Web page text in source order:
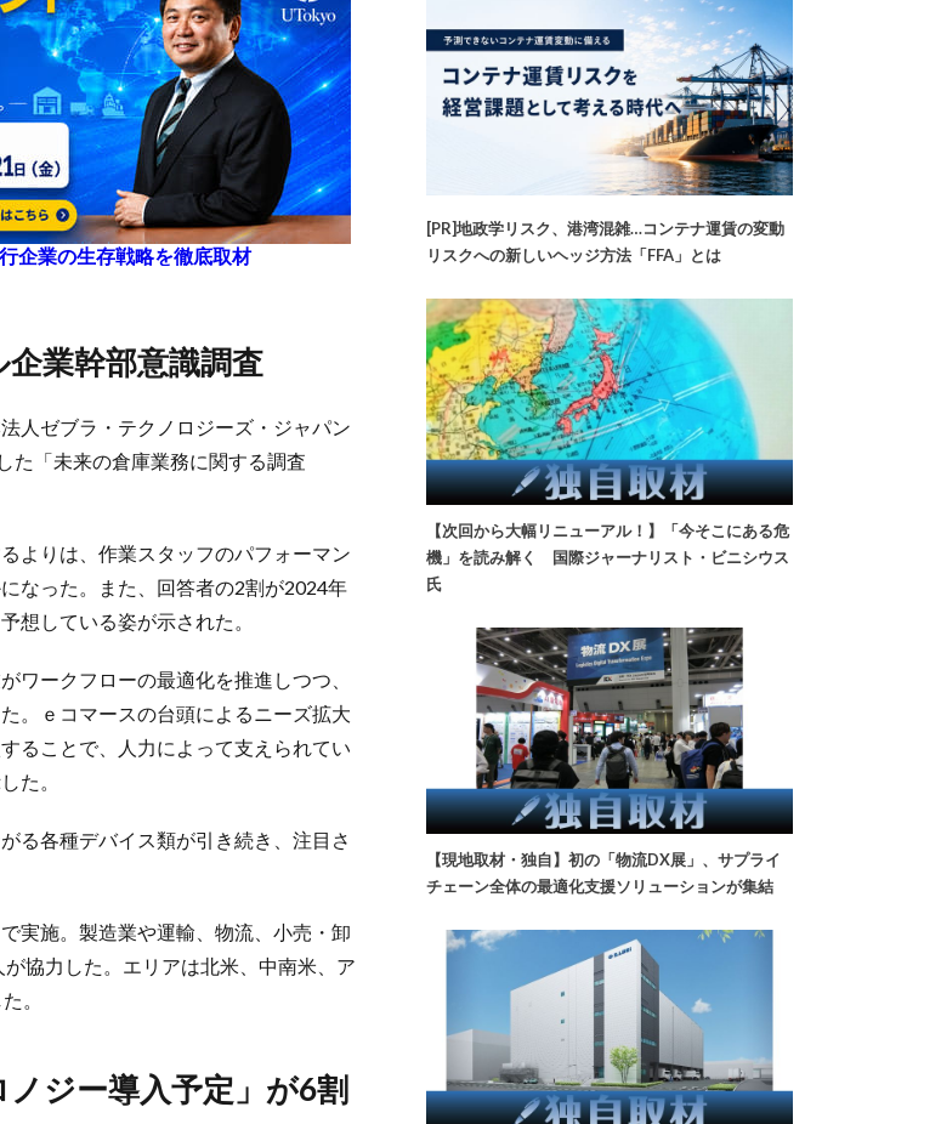
企業の生存戦略を徹底取材
企業幹部意識調査
人ゼブラ・テクノロジーズ・ジャパン
た「未来の倉庫業務に関する調査
よりは、作業スタッフのパフォーマン
なった。また、回答者の2割が2024年
想している姿が示された。
ワークフローの最適化を推進しつつ、
。ｅコマースの台頭によるニーズ拡大
ることで、人力によって支えられてい
た。
る各種デバイス類が引き続き、注目さ
実施。製造業や運輸、物流、小売・卸
協力した。エリアは北米、中南米、ア
。
ノジー導入予定」が6割
[PR]地政学リスク、港湾混雑…コンテナ運賃の変動
リスクへの新しいヘッジ方法「FFA」とは
【次回から大幅リニューアル！】「今そこにある危
機」を読み解く 国際ジャーナリスト・ビニシウス
氏
【現地取材・独自】初の「物流DX展」、サプライ
チェーン全体の最適化支援ソリューションが集結